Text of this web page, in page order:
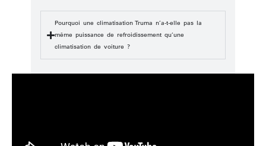
Pourquoi une climatisation Truma n’a-t-elle pas la
même puissance de refroidissement qu’une
climatisation de voiture ?